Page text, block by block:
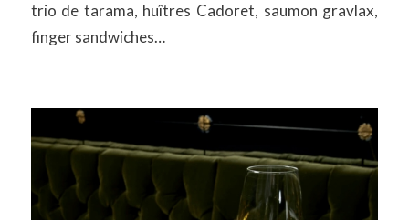
trio de tarama, huîtres Cadoret, saumon gravlax,
finger sandwiches…